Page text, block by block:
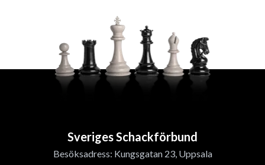
Sveriges Schackförbund
Besöksadress: Kungsgatan 23, Uppsala